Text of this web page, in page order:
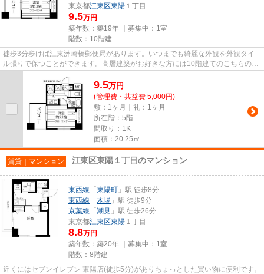
東京都江東区東陽 １丁目
9.5万円
築年数：築19年 ｜募集中： 1室
階数：10階建
徒歩3分歩けば江東洲崎橋郵便局があります。いつまでも綺麗な外観を外観タイ
ル張りで保つことができます。高層建築がお好きな方には10階建てのこちらの物
9.5万円
(管理費・共益費 5,000円)
敷：1ヶ月｜礼：1ヶ月
所在階：5階
間取り：1K
面積：20.25㎡
賃貸｜マンション 江東区東陽１丁目のマンション
東西線 「 東陽町 」駅 徒歩8分
東西線 「 木場 」駅 徒歩9分
京葉線 「 潮見 」駅 徒歩26分
東京都江東区東陽 １丁目
8.8万円
築年数：築20年 ｜募集中： 1室
階数：8階建
近くにはセブンイレブン 東陽店(徒歩5分)がありちょっとした買い物に便利です。